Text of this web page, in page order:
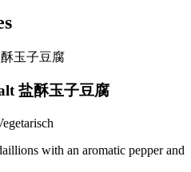
盐酥玉子豆腐
with an aromatic pepper and